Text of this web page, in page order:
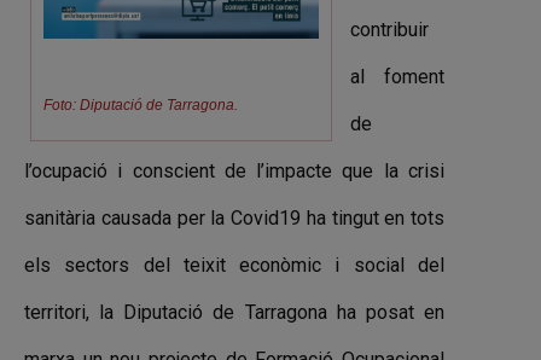
Foto: Diputació de Tarragona.
contribuir
al foment
de
l’ocupació i conscient de l’impacte que la crisi
sanitària causada per la Covid19 ha tingut en tots
els sectors del teixit econòmic i social del
territori, la Diputació de Tarragona ha posat en